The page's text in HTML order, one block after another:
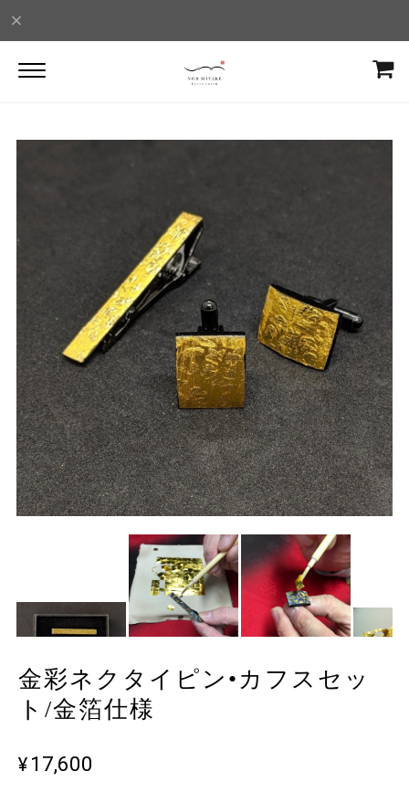
金彩ネクタイピン•カフスセッ
ト/金箔仕様
¥17,600